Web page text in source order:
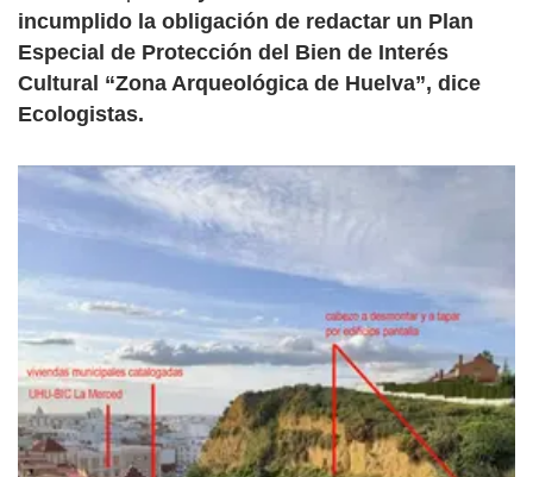
incumplido la obligación de redactar un Plan
Especial de Protección del Bien de Interés
Cultural “Zona Arqueológica de Huelva”, dice
Ecologistas.